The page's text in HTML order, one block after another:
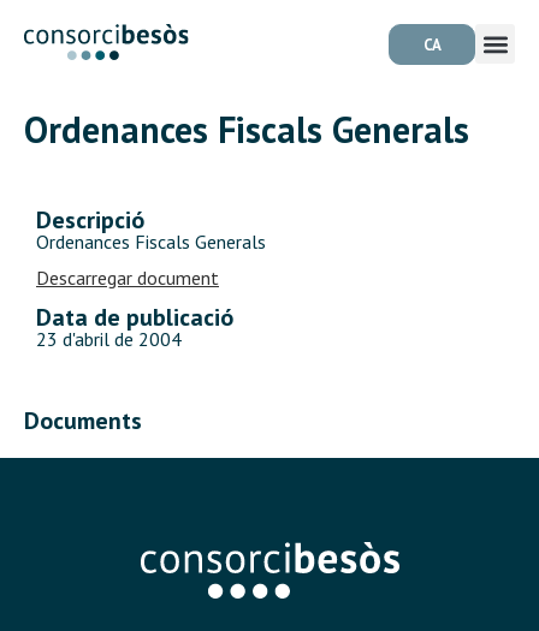
CA
Ordenances Fiscals Generals
Descripció
Ordenances Fiscals Generals
Descarregar document
Data de publicació
23 d'abril de 2004
Documents